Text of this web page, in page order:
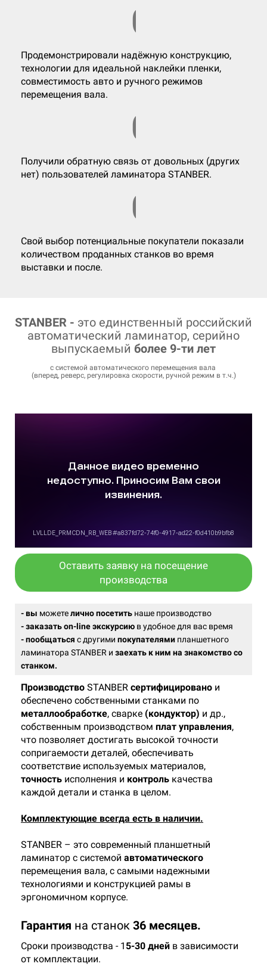
01
Продемонстрировали надёжную конструкцию,
технологии для идеальной наклейки пленки,
совместимость авто и ручного режимов
перемещения вала.
02
Получили обратную связь от довольных (других
нет) пользователей ламинатора STANBER.
03
Свой выбор потенциальные покупатели показали
количеством проданных станков во время
выставки и после.
STANBER - это единственный российский
автоматический ламинатор, серийно
выпускаемый более 9-ти лет
с системой автоматического перемещения вала
(вперед, реверс, регулировка скорости, ручной режим в т.ч.)
Оставить заявку на посещение
производства
- вы можетелично посетить наше производство
- заказать on-line экскурсию в удобное для вас время
- пообщаться с другими покупателями планшетного
ламинатора STANBER и заехать к ним на знакомство со
станком.
Производство STANBER сертифицировано и
обеспечено собственными станками по
металлообработке, сварке (кондуктор) и др.,
собственным производством плат управления,
что позволяет достигать высокой точности
сопригаемости деталей, обеспечивать
соответствие используемых материалов,
точность исполнения и контроль качества
каждой детали и станка в целом.
Комплектующие всегда есть в наличии.
STANBER – это современный планшетный
ламинатор с системой автоматического
перемещения вала, с самыми надежными
технологиями и конструкцией рамы в
эргономичном корпусе.
Гарантия на станок 36 месяцев.
Cроки производства - 1 5-30 дней в зависимости
от комплектации.